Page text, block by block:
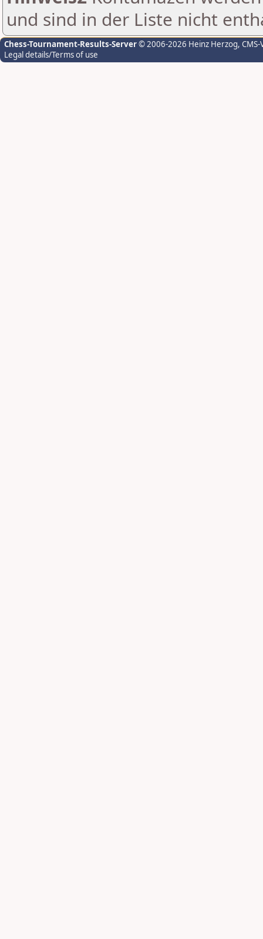
und sind in der Liste nicht
Chess-Tournament-Results-Server© 2006-2026 Heinz Herzog,
Legal details/Terms of use